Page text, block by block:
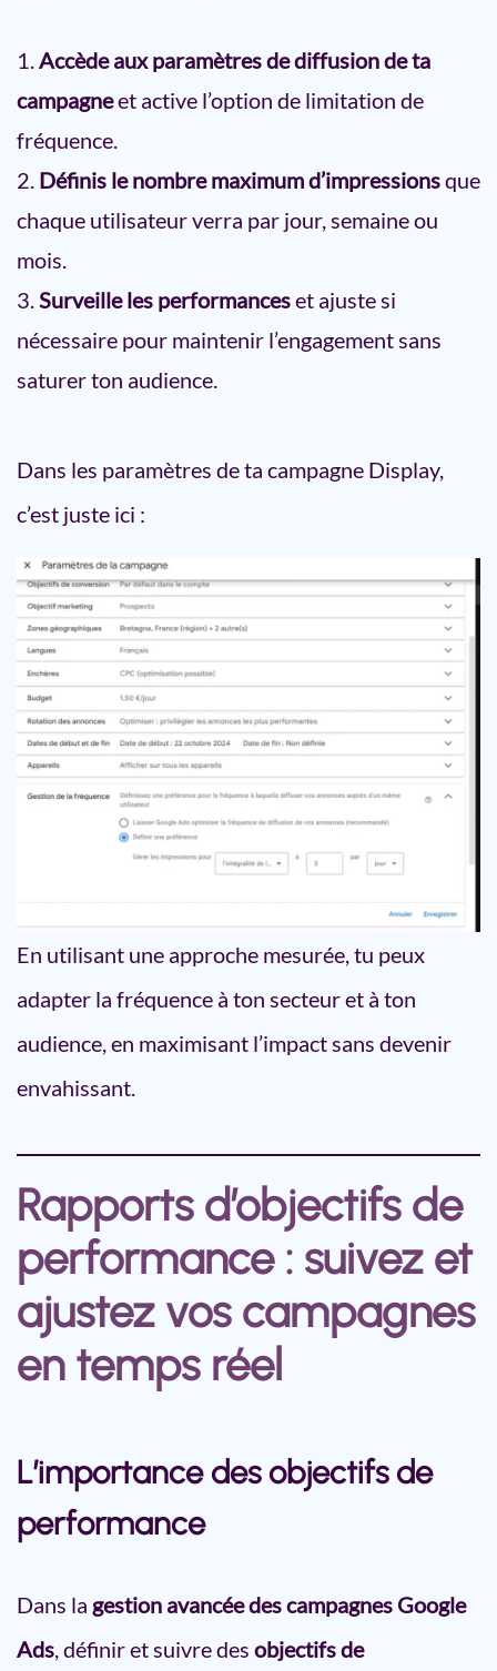
Accède aux paramètres de diffusion de ta
campagneet active l’option de limitation de
fréquence.
Définis le nombre maximum d’impressionsque
chaque utilisateur verra par jour, semaine ou
mois.
Surveille les performanceset ajuste si
nécessaire pour maintenir l’engagement sans
saturer ton audience.
Dans les paramètres de ta campagne Display,
c’est juste ici :
En utilisant une approche mesurée, tu peux
adapter la fréquence à ton secteur et à ton
audience, en maximisant l’impact sans devenir
envahissant.
Rapports d’objectifs de
performance : suivez et
ajustez vos campagnes
en temps réel
L’importance des objectifs de
performance
Dans la gestion avancée des campagnes Google
Ads, définir et suivre des objectifs de